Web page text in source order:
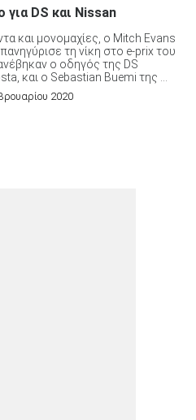
για DS και Nissan
και μονομαχίες, ο Mitch Evans
τη νίκη στο e-prix του
ο οδηγός της DS
και ο Sebastian Buemi της ...
2020